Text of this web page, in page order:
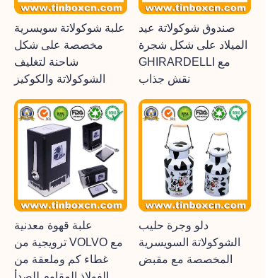
علبة شوكولاتة سويسرية
مخصصة على شكل
شاحنة لتغليف
الشوكولاتة والكوكيز
صندوق شوكولاتة عيد
الميلاد على شكل شجرة
GHIRARDELLI مع
نقش جذاب
علبة قهوة معدنية
ترويجية من VOLVO مع
غطاء كم وملعقة من
دلو وجرة حليب
الشوكولاتة السويسرية
المخصصة مع مقبض